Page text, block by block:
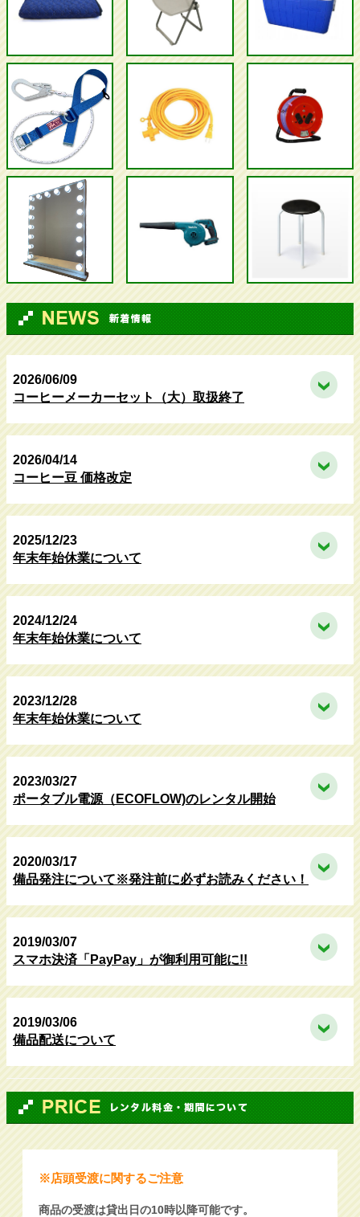
2026/06/09
コーヒーメーカーセット（大）取扱終了
2026/04/14
コーヒー豆 価格改定
2025/12/23
年末年始休業について
2024/12/24
年末年始休業について
2023/12/28
年末年始休業について
2023/03/27
ポータブル電源（ECOFLOW)のレンタル開始
2020/03/17
備品発注について※発注前に必ずお読みください！
2019/03/07
スマホ決済「PayPay」が御利用可能に!!
2019/03/06
備品配送について
※店頭受渡に関するご注意
商品の受渡は貸出日の10時以降可能です。